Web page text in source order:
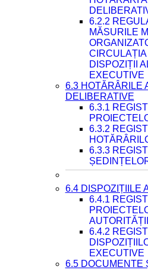
6.2.2
MĂSURILE
DISPOZIȚII
EXECUTIVE
6.3 HOTĂRÂRILE
DELIBERATIVE
6.3.1
6.3.2
6.3.3
6.4 DISPOZIȚIILE
6.4.1
6.4.2
EXECUTIVE
6.5 DOCUMENTE